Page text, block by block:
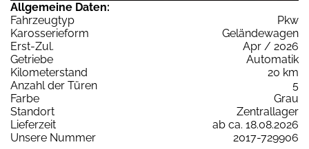
Allgemeine Daten:
Fahrzeugtyp
Pkw
Karosserieform
Geländewagen
Erst-Zul.
Apr / 2026
Getriebe
Automatik
Kilometerstand
20 km
Anzahl der Türen
5
Farbe
Grau
Standort
Zentrallager
Lieferzeit
ab ca. 18.08.2026
Unsere Nummer
2017-729906